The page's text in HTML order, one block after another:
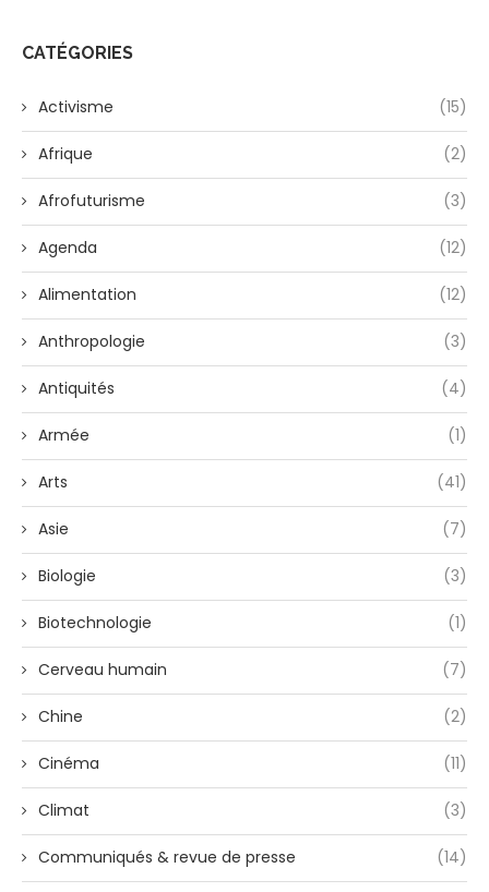
CATÉGORIES
Activisme (15)
Afrique (2)
Afrofuturisme (3)
Agenda (12)
Alimentation (12)
Anthropologie (3)
Antiquités (4)
Armée (1)
Arts (41)
Asie (7)
Biologie (3)
Biotechnologie (1)
Cerveau humain (7)
Chine (2)
Cinéma (11)
Climat (3)
Communiqués & revue de presse (14)